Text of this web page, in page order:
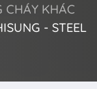
CHÁY KHÁC
- STEEL